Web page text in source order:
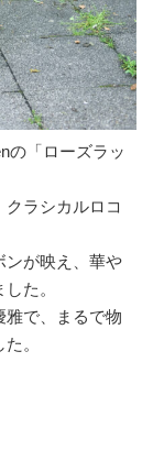
の「ローズラッ
ラシカルロコ
ンが映え、華や
た。
雅で、まるで物
。